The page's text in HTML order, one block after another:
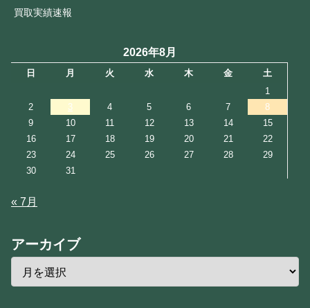
買取実績速報
2026年8月
日 月 火 水 木 金
土
1
2
3 4 5 6 7
8
9
10 11 12 13 14
15
16
17 18 19 20 21
22
23
24 25 26 27 28
29
30
31
« 7月
アーカイブ